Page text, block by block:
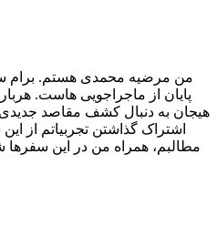
من مرضیه محمدی هستم. برام
پایان از ماجراجویی هاست.
هیجان به دنبال کشف مقاصد
اشتراک گذاشتن تجربیاتم از
مطالبم، همراه من در این